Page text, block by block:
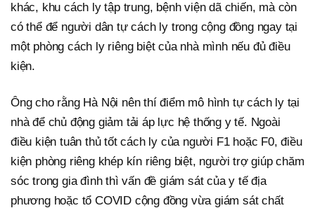
khác, khu cách ly tập trung, bệnh viện dã chiến, mà còn
có thể để người dân tự cách ly trong cộng đồng ngay tại
một phòng cách ly riêng biệt của nhà mình nếu đủ điều
kiện.
Ông cho rằng Hà Nội nên thí điểm mô hình tự cách ly tại
nhà để chủ động giảm tải áp lực hệ thống y tế. Ngoài
điều kiện tuân thủ tốt cách ly của người F1 hoặc F0, điều
kiện phòng riêng khép kín riêng biệt, người trợ giúp chăm
sóc trong gia đình thì vấn đề giám sát của y tế địa
phương hoặc tổ COVID cộng đồng vừa giám sát chất